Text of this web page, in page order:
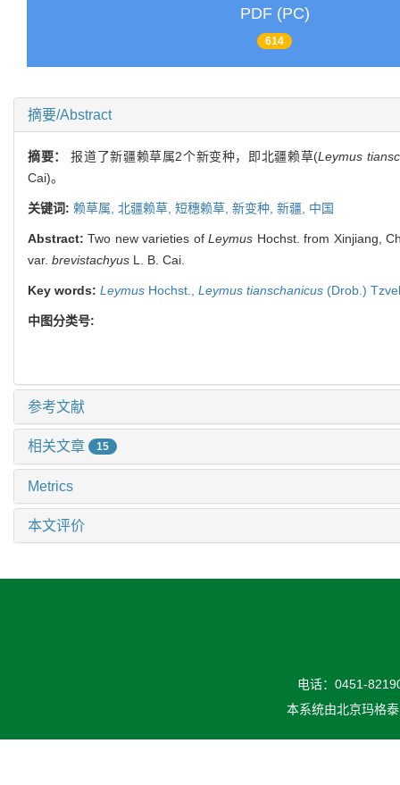
PDF (PC)
614
摘要/Abstract
摘要：报道了新疆赖草属2个新变种，即北疆赖草(Leymus
Cai)。
关键词: 赖草属, 北疆赖草, 短穗赖草, 新变种, 新疆, 中国
Abstract:Two new varieties ofLeymus Hochst. from Xinjiang,
var. brevistachyus L. B. Cai.
Key words: Leymus Hochst., Leymus tianschanicus (Drob.)
中图分类号:
参考文献
相关文章 15
Metrics
本文评价
电话：0451-
本系统由北京玛格